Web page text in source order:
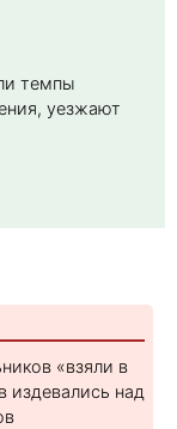
темпы
уезжают
«взяли в
издевались над